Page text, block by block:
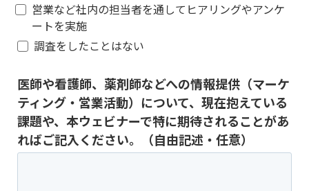
営業など社内の担当者を通してヒアリングやアンケ
ートを実施
調査をしたことはない
医師や看護師、薬剤師などへの情報提供（マーケ
ティング・営業活動）について、現在抱えている
課題や、本ウェビナーで特に期待されることがあ
ればご記入ください。（自由記述・任意）